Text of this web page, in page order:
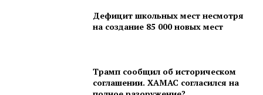
Дефицит школьных мест несмотря
на создание 85 000 новых мест
Трамп сообщил об историческом
соглашении. ХАМАС согласился на